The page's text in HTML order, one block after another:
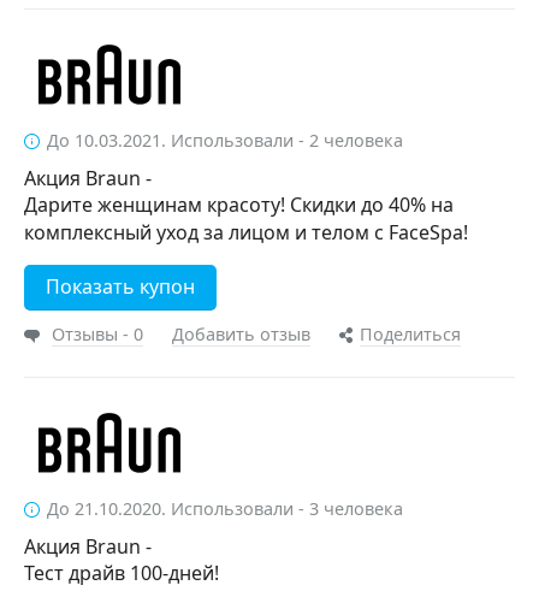
До 10.03.2021. Использовали - 2 человека
Акция Braun -
Дарите женщинам красоту! Скидки до 40% на
комплексный уход за лицом и телом с FaceSpa!
Показать купон
Отзывы - 0 Добавить отзыв Поделиться
До 21.10.2020. Использовали - 3 человека
Акция Braun -
Тест драйв 100-дней!